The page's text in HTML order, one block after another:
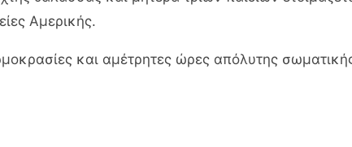
Αμερικής.
και αμέτρητες ώρες απόλυτης